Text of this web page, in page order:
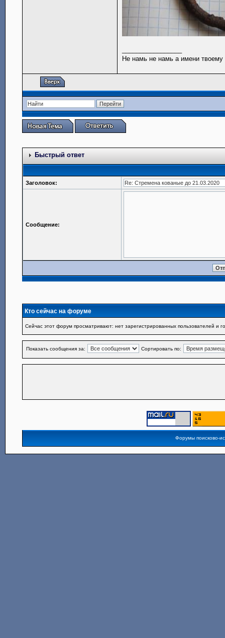
Не намь не намь а имени твоему
Быстрый ответ
Заголовок:
Сообщение:
Кто сейчас на форуме
Сейчас этот форум просматривают: нет зарегистрированных пользователей и
Показать сообщения за: Сортировать по:
Форумы поисково-